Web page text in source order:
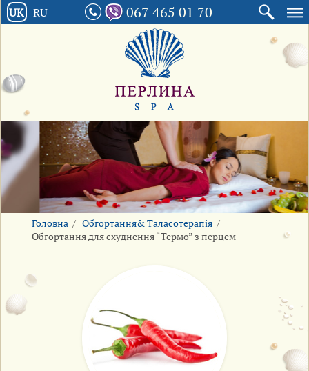
UK RU 067 465 01 70
Головна/ Обгортання& Таласотерапія/
Обгортання для схуднення “Термо” з перцем